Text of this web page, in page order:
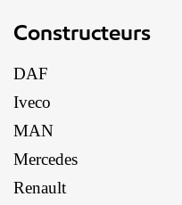
Constructeurs
DAF
Iveco
MAN
Mercedes
Renault